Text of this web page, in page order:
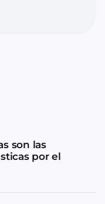
son las
por el